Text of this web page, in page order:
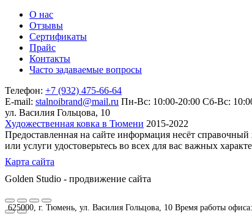
625000, г. Тюмень, ул. Василия Гольцова, 10 Время работы
О нас
Отзывы
Сертификаты
Прайс
Контакты
Часто задаваемые вопросы
Телефон: +7 (932) 475-66-64
E-mail: stalnoibrand@mail.ru Пн-Вс: 10:00-20:00 Сб-Вс:
ул. Василия Гольцова, 10
Художественная ковка в Тюмени 2015-2022
Предоставленная на сайте информация несёт
или услуги удостоверьтесь во всех для вас важных
Карта сайта
Golden Studio - продвижение сайта